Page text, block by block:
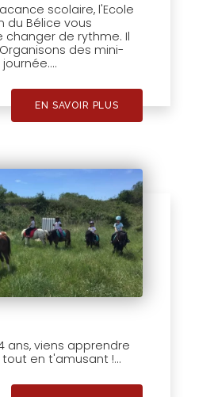
scolaire, l'Ecole
du Bélice vous
changer de rythme. Il
des mini-
EN SAVOIR PLUS
ans, viens apprendre
en t'amusant !...